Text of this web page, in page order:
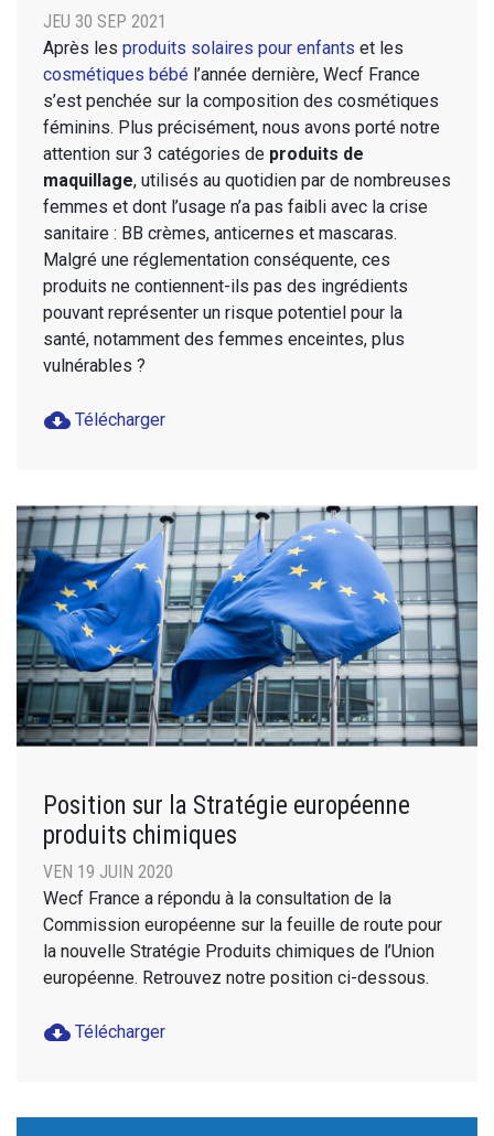
JEU 30 SEP 2021
Après les produits solaires pour enfants et les
cosmétiques bébé l’année dernière, Wecf France
s’est penchée sur la composition des cosmétiques
féminins. Plus précisément, nous avons porté notre
attention sur 3 catégories de produits de
maquillage, utilisés au quotidien par de nombreuses
femmes et dont l’usage n’a pas faibli avec la crise
sanitaire : BB crèmes, anticernes et mascaras.
Malgré une réglementation conséquente, ces
produits ne contiennent-ils pas des ingrédients
pouvant représenter un risque potentiel pour la
santé, notamment des femmes enceintes, plus
vulnérables ?
cloud_download Télécharger
Position sur la Stratégie européenne
produits chimiques
VEN 19 JUIN 2020
Wecf France a répondu à la consultation de la
Commission européenne sur la feuille de route pour
la nouvelle Stratégie Produits chimiques de l’Union
européenne. Retrouvez notre position ci-dessous.
cloud_download Télécharger